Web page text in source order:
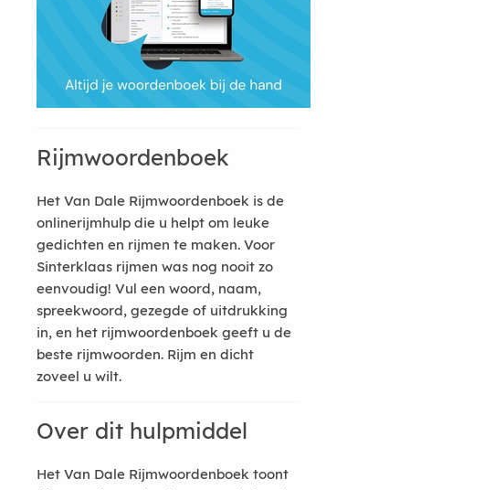
Rijmwoordenboek
Het Van Dale Rijmwoordenboek is de
onlinerijmhulp die u helpt om leuke
gedichten en rijmen te maken. Voor
Sinterklaas rijmen was nog nooit zo
eenvoudig! Vul een woord, naam,
spreekwoord, gezegde of uitdrukking
in, en het rijmwoordenboek geeft u de
beste rijmwoorden. Rijm en dicht
zoveel u wilt.
Over dit hulpmiddel
Het Van Dale Rijmwoordenboek toont